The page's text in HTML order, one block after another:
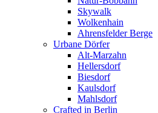
Skywalk
Wolkenhain
Ahrensfelder Berge
Urbane Dörfer
Alt-Marzahn
Hellersdorf
Biesdorf
Kaulsdorf
Mahlsdorf
Crafted in Berlin